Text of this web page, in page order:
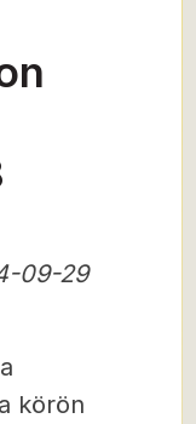
09-29
körön